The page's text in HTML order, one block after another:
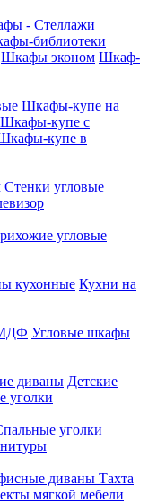
- Стеллажи
библиотеки
Шкафы эконом Шкаф-
Шкафы-купе на
Шкафы-купе с
купе в
Стенки угловые
угловые
кухонные Кухни на
Угловые шкафы
диваны Детские
уголки
уголки
диваны Тахта
мягкой мебели